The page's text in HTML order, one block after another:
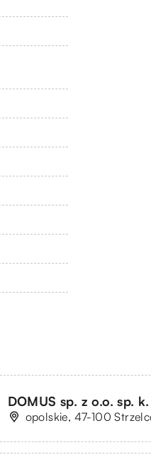
DOMUS sp. z o.o. sp. k.
opolskie, 47-100